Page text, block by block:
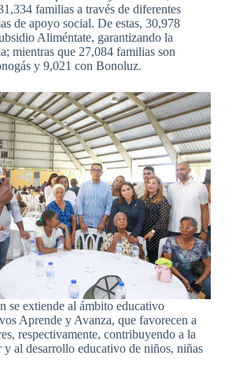
familias a través de diferentes
de apoyo social. De estas, 30,978
Aliméntate, garantizando la
mientras que 27,084 familias son
y 9,021 con Bonoluz.
se extiende al ámbito educativo
Aprende y Avanza, que favorecen a
respectivamente, contribuyendo a la
y al desarrollo educativo de niños, niñas